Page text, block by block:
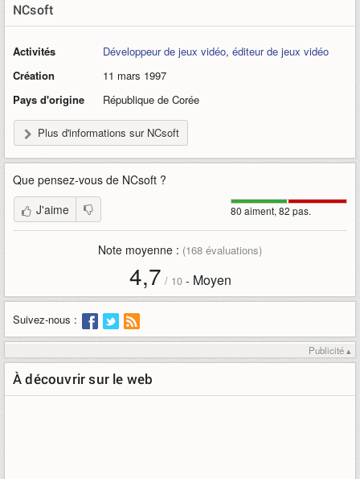
NCsoft
Activités Développeur de jeux vidéo, éditeur de jeux vidéo
Création
11 mars 1997
Pays d'origine
République de Corée
Plus d'informations sur NCsoft
Que pensez-vous de NCsoft ?
80 aiment, 82 pas.
J'aime
Note moyenne : (168 évaluations)
4,7 / 10- Moyen
Suivez-nous :
Publicité ▴
À découvrir sur le web